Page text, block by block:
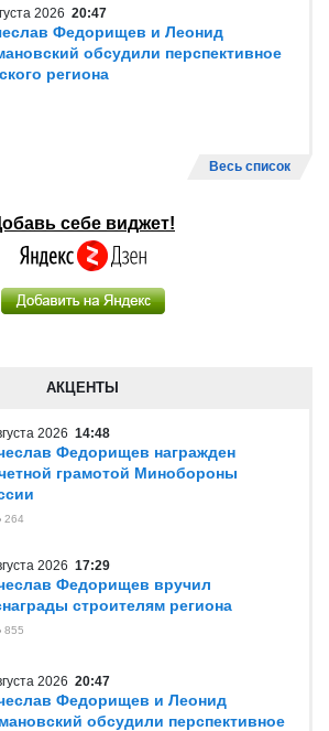
2026 20:47
Федорищев и Леонид
обсудили перспективное
региона
Весь список
себе виджет!
АКЦЕНТЫ
2026 14:48
Федорищев награжден
грамотой Минобороны
264
2026 17:29
Федорищев вручил
строителям региона
855
2026 20:47
Федорищев и Леонид
обсудили перспективное